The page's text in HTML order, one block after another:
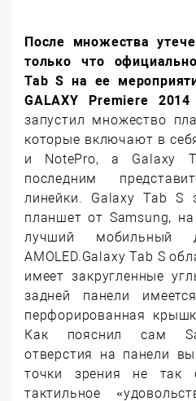
После множества
только что
Tab S на ее
GALAXY Premiere 2014
запустил множество
которые включают в
и NotePro, а Galaxy
последним
линейки. Galaxy Tab S
планшет от Samsung,
лучший мобильный
AMOLED.Galaxy Tab S
имеет закругленные
задней панели
перфорированная
Как пояснил сам
отверстия на панели
точки зрения не так
тактильное